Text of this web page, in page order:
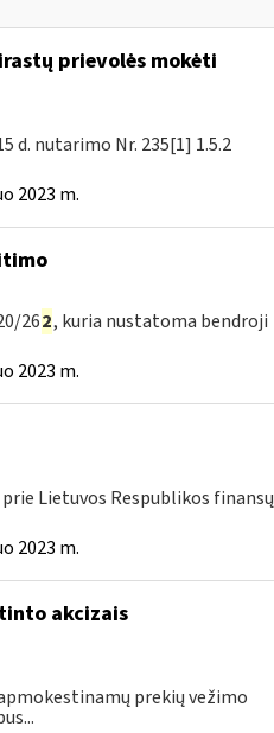
prievolės mokėti
d. nutarimo Nr. 235[1] 1.5.2
2023 m.
262, kuria nustatoma bendroji
2023 m.
Lietuvos Respublikos finansų
2023 m.
akcizais
prekių vežimo